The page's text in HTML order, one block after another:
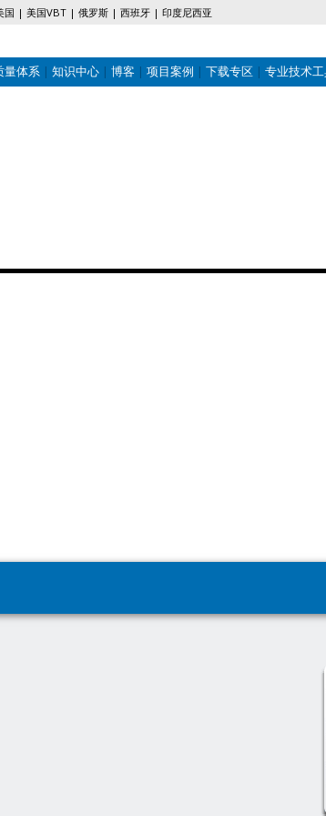
国 美国VBT 俄罗斯 西班牙 印度尼西亚
量体系 知识中心 博客 项目案例 下载专区 专业技术